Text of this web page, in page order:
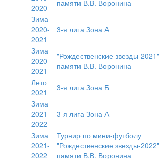
2020
памяти В.В. Воронина
Зима
2020-
2021
3-я лига Зона А
Зима
2020-
2021
"Рождественские звезды-2021"
памяти В.В. Воронина
Лето
2021
3-я лига Зона Б
Зима
2021-
2022
3-я лига Зона А
Зима
2021-
2022
Турнир по мини-футболу
"Рождественские звезды-2022"
памяти В.В. Воронина